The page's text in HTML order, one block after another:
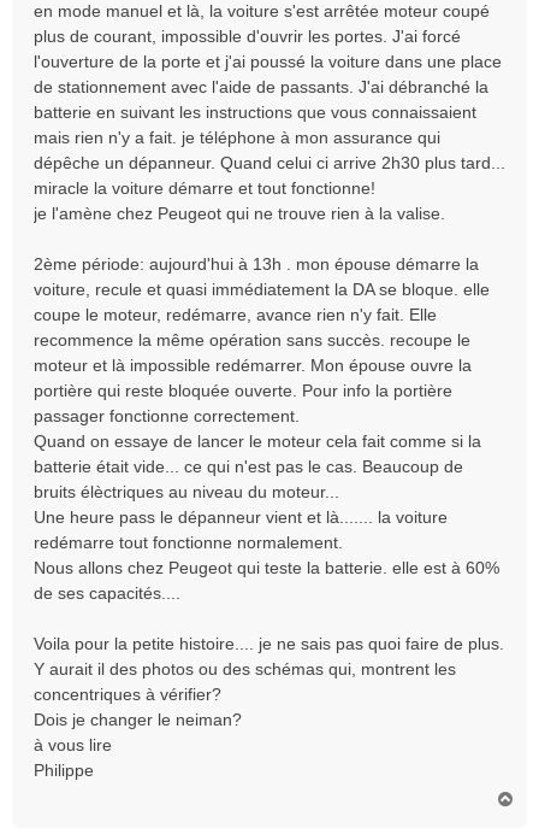
en mode manuel et là, la voiture s'est arrêtée moteur coupé
plus de courant, impossible d'ouvrir les portes. J'ai forcé
l'ouverture de la porte et j'ai poussé la voiture dans une place
de stationnement avec l'aide de passants. J'ai débranché la
batterie en suivant les instructions que vous connaissaient
mais rien n'y a fait. je téléphone à mon assurance qui
dépêche un dépanneur. Quand celui ci arrive 2h30 plus tard...
miracle la voiture démarre et tout fonctionne!
je l'amène chez Peugeot qui ne trouve rien à la valise.
2ème période: aujourd'hui à 13h . mon épouse démarre la
voiture, recule et quasi immédiatement la DA se bloque. elle
coupe le moteur, redémarre, avance rien n'y fait. Elle
recommence la même opération sans succès. recoupe le
moteur et là impossible redémarrer. Mon épouse ouvre la
portière qui reste bloquée ouverte. Pour info la portière
passager fonctionne correctement.
Quand on essaye de lancer le moteur cela fait comme si la
batterie était vide... ce qui n'est pas le cas. Beaucoup de
bruits élèctriques au niveau du moteur...
Une heure pass le dépanneur vient et là....... la voiture
redémarre tout fonctionne normalement.
Nous allons chez Peugeot qui teste la batterie. elle est à 60%
de ses capacités....
Voila pour la petite histoire.... je ne sais pas quoi faire de plus.
Y aurait il des photos ou des schémas qui, montrent les
concentriques à vérifier?
Dois je changer le neiman?
à vous lire
Philippe